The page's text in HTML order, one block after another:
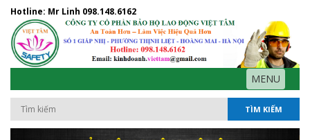
Hotline: Mr Linh 098.148.6162
MENU
TÌM KIẾM